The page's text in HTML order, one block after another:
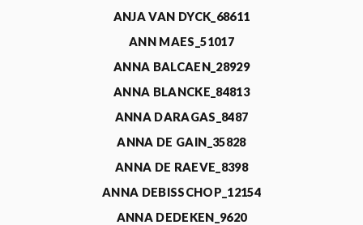
ANJA VAN DYCK_68611
ANN MAES_51017
ANNA BALCAEN_28929
ANNA BLANCKE_84813
ANNA DARAGAS_8487
ANNA DE GAIN_35828
ANNA DE RAEVE_8398
ANNA DEBISSCHOP_12154
ANNA DEDEKEN_9620